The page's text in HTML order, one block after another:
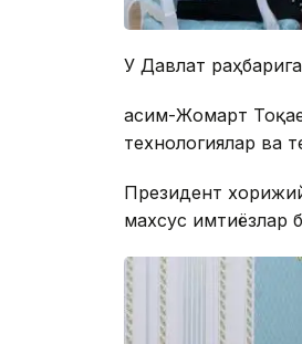
У Давлат
Қасим-Жомарт
технологиялар ва
Президент
махсус имтиёзлар